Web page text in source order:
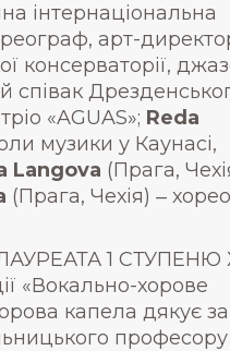
інтернаціональна
арт-
консерваторії,
співак
«AGUAS»; Reda
музики у Каунасі,
Langova (Прага,
(Прага, Чехія) ‒
1 СТУПЕНЮ
«Вокально-хорове
капела дякує за
професору